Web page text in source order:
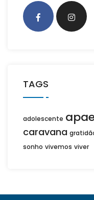
TAGS
adolescente
caravana
sonho vivemos viver